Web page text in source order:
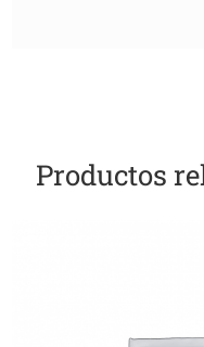
Productos